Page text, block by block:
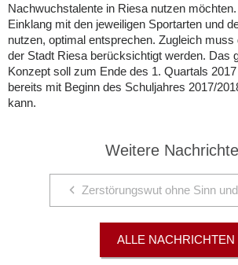
Nachwuchstalente in Riesa nutzen
Einklang mit den jeweiligen Sportarten und
nutzen, optimal entsprechen. Zugleich muss
der Stadt Riesa berücksichtigt werden. Das
Konzept soll zum Ende des 1. Quartals
bereits mit Beginn des Schuljahres 2017/
kann.
Weitere
Zerstörungswut ohne Sinn
ALLE NACHRICHTEN